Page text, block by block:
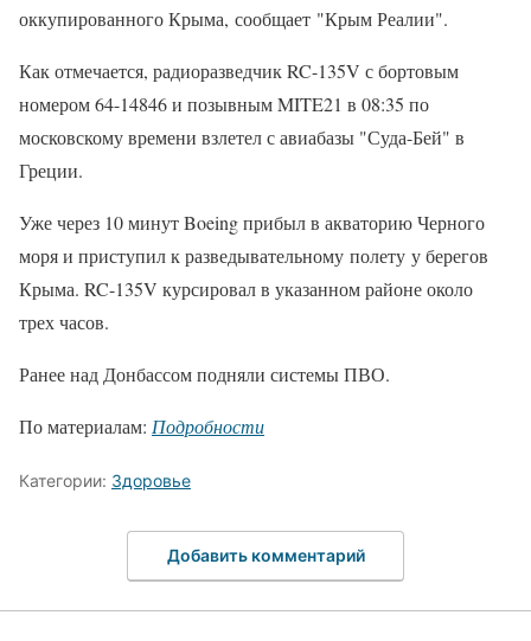
оккупированного Крыма, сообщает "Крым Реалии".
Как отмечается, радиоразведчик RC-135V с бортовым
номером 64-14846 и позывным MITE21 в 08:35 по
московскому времени взлетел с авиабазы "Суда-Бей" в
Греции.
Уже через 10 минут Boeing прибыл в акваторию Черного
моря и приступил к разведывательному полету у берегов
Крыма. RC-135V курсировал в указанном районе около
трех часов.
Ранее над Донбассом подняли системы ПВО.
По материалам: Подробности
Категории: Здоровье
Добавить комментарий